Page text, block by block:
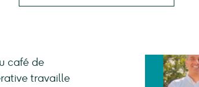
café de
travaille